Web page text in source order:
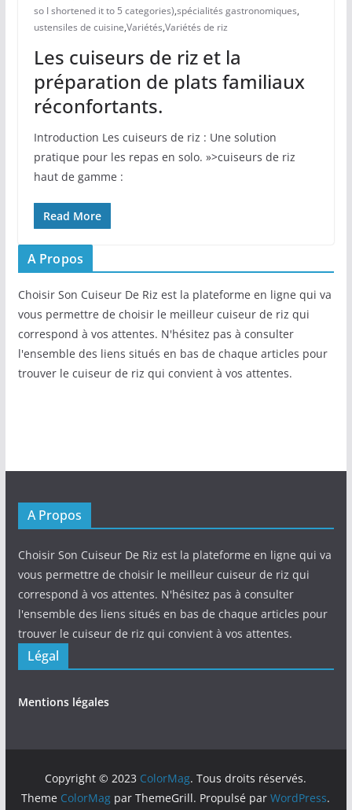
so I shortened it to 5 categories),spécialités gastronomiques,
ustensiles de cuisine,Variétés,Variétés de riz
Les cuiseurs de riz et la
préparation de plats familiaux
réconfortants.
Introduction Les cuiseurs de riz : Une solution
pratique pour les repas en solo. »>cuiseurs de riz
haut de gamme :
Read More
A Propos
Choisir Son Cuiseur De Riz est la plateforme en ligne qui va
vous permettre de choisir le meilleur cuiseur de riz qui
correspond à vos attentes. N'hésitez pas à consulter
l'ensemble des liens situés en bas de chaque articles pour
trouver le cuiseur de riz qui convient à vos attentes.
A Propos
Choisir Son Cuiseur De Riz est la plateforme en ligne qui va
vous permettre de choisir le meilleur cuiseur de riz qui
correspond à vos attentes. N'hésitez pas à consulter
l'ensemble des liens situés en bas de chaque articles pour
trouver le cuiseur de riz qui convient à vos attentes.
Légal
Mentions légales
Copyright © 2023 ColorMag. Tous droits réservés.
Theme ColorMag par ThemeGrill. Propulsé parWordPress.